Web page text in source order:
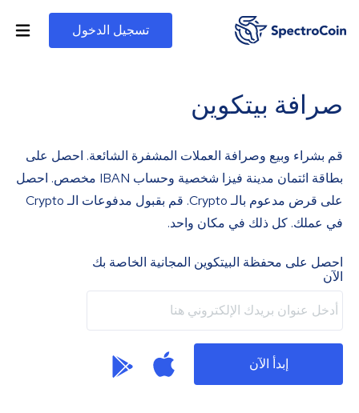
تسجيل الدخول
صرافة بيتكوين
قم بشراء وبيع وصرافة العملات المشفرة الشائعة. احصل على
بطاقة ائتمان مدينة فيزا شخصية وحساب IBAN مخصص. احصل
على قرض مدعوم بالـ Crypto. قم بقبول مدفوعات الـ Crypto
في عملك. كل ذلك في مكان واحد.
احصل على محفظة البيتكوين المجانية الخاصة بك
الآن
إبدأ الآن